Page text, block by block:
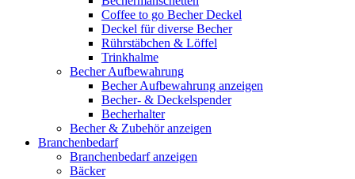
Coffee to go Becher Deckel
Deckel für diverse Becher
Rührstäbchen & Löffel
Trinkhalme
Becher Aufbewahrung
Becher Aufbewahrung anzeigen
Becher- & Deckelspender
Becherhalter
Becher & Zubehör anzeigen
Branchenbedarf
Branchenbedarf anzeigen
Bäcker